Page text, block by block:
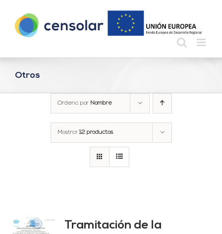
contenido
Otros
Ordena por Nombre
Mostrar12 productos
Tramitación de la